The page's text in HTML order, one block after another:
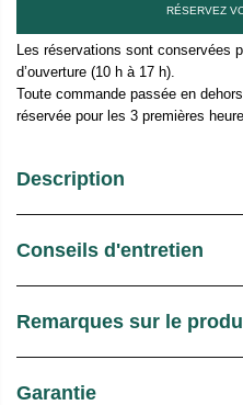
T
U
E
RÉSERVEZ
Les réservations sont conservées
d’ouverture (10 h à 17 h).
Toute commande passée en
réservée pour les 3 premières
Description
Conseils d'entretien
Remarques sur le
Garantie